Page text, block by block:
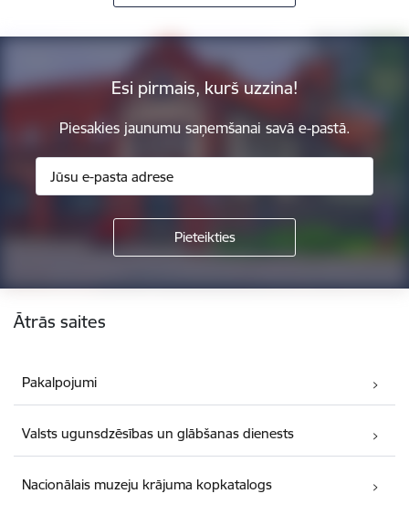
Esi pirmais, kurš uzzina!
Piesakies jaunumu saņemšanai savā e-pastā.
Ātrās saites
Pakalpojumi
Valsts ugunsdzēsības un glābšanas dienests
Nacionālais muzeju krājuma kopkatalogs